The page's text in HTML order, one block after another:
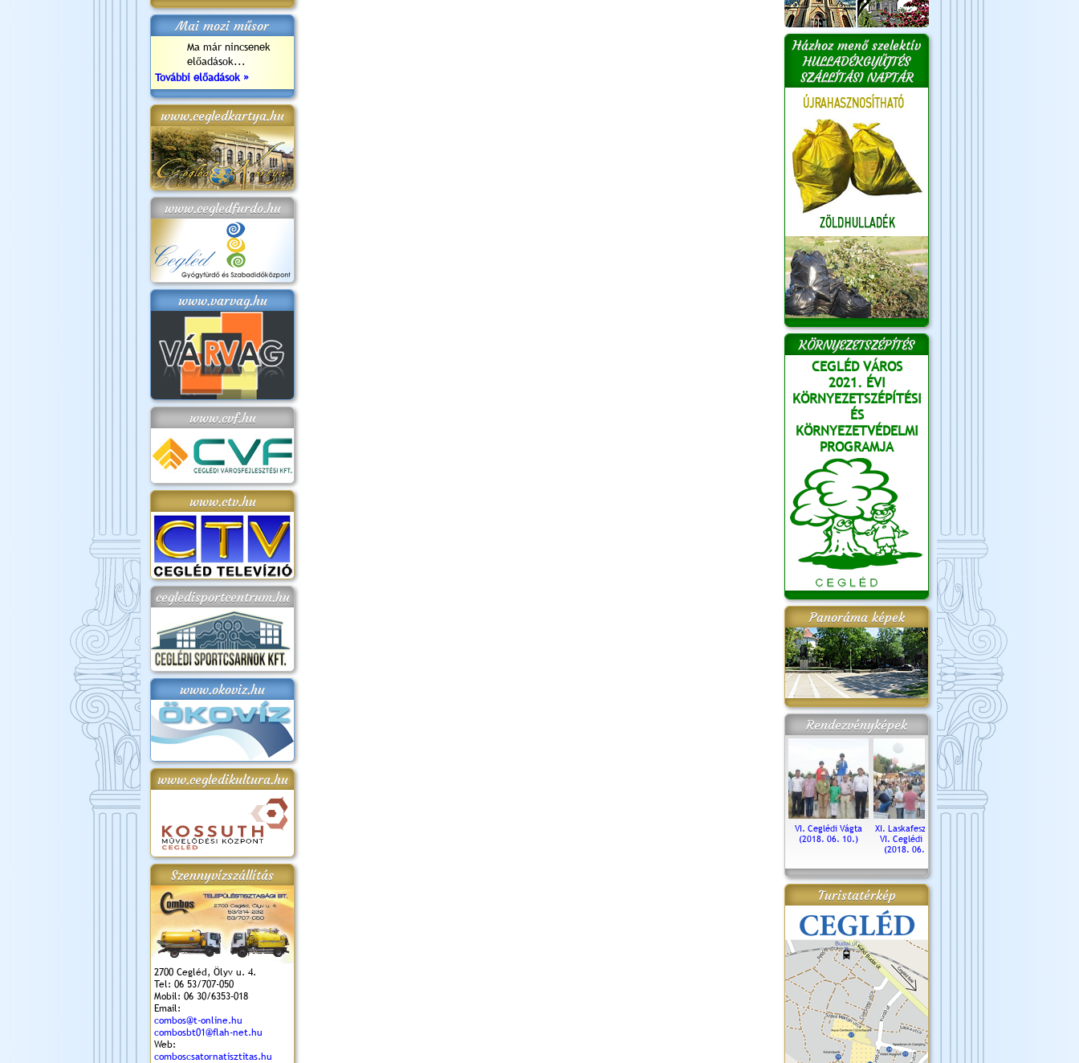
Mai mozi műsor
Ma már nincsenek
előadások...
További előadások »
www.cegledkartya.hu
www.cegledfurdo.hu
www.varvag.hu
www.cvf.hu
www.ctv.hu
cegledisportcentrum.hu
www.okoviz.hu
www.cegledikultura.hu
Szennyvízszállítás
2700 Cegléd, Ölyv u. 4.
Tel: 06 53/707-050
Mobil: 06 30/6353-018
Email:
combos@t-online.hu
combosbt01@flah-net.hu
Web:
comboscsatornatisztitas.hu
Házhoz menő szelektív
HULLADÉKGYŰJTÉS
SZÁLLÍTÁSI NAPTÁR
KÖRNYEZETSZÉPÍTÉS
CEGLÉD VÁROS
2021. ÉVI
KÖRNYEZETSZÉPÍTÉSI
ÉS
KÖRNYEZETVÉDELMI
PROGRAMJA
Panoráma képek
Rendezvényképek
VI. Ceglédi Vágta
(2018. 06. 10.)
XI. Laskafesztivál és
VI. Ceglédi Vágta
(2018. 06. 10.)
Városnapok 2018.
Kossuth Toborzó
Ünnepély
Szent István Ünnepe
(2017. 08. 20.)
Turistatérkép